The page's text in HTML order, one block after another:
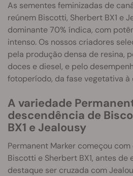
As sementes feminizadas de
reúnem Biscotti, Sherbert BX1 e
dominante 70% índica, com
intenso. Os nossos criadores
pela produção densa de resina,
doces e diesel, e pelo
fotoperíodo, da fase vegetativa à
A variedade
descendência de
BX1 e Jealousy
Permanent Marker começou
Biscotti e Sherbert BX1, antes de
destaque ser cruzada com